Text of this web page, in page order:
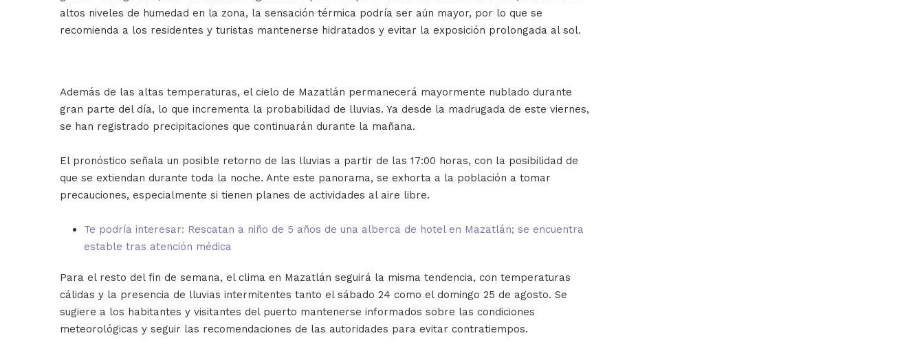
altos niveles de humedad en la zona, la sensación térmica podría ser aún mayor, por lo que se
recomienda a los residentes y turistas mantenerse hidratados y evitar la exposición prolongada al sol.
Además de las altas temperaturas, el cielo de Mazatlán permanecerá mayormente nublado durante
gran parte del día, lo que incrementa la probabilidad de lluvias. Ya desde la madrugada de este viernes,
se han registrado precipitaciones que continuarán durante la mañana.
El pronóstico señala un posible retorno de las lluvias a partir de las 17:00 horas, con la posibilidad de
que se extiendan durante toda la noche. Ante este panorama, se exhorta a la población a tomar
precauciones, especialmente si tienen planes de actividades al aire libre.
Te podría interesar: Rescatan a niño de 5 años de una alberca de hotel en Mazatlán; se encuentra
estable tras atención médica
Para el resto del fin de semana, el clima en Mazatlán seguirá la misma tendencia, con temperaturas
cálidas y la presencia de lluvias intermitentes tanto el sábado 24 como el domingo 25 de agosto. Se
sugiere a los habitantes y visitantes del puerto mantenerse informados sobre las condiciones
meteorológicas y seguir las recomendaciones de las autoridades para evitar contratiempos.